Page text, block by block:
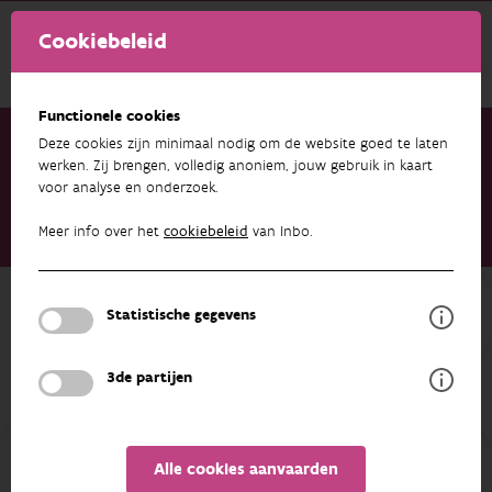
Cookiebeleid
Functionele cookies
Deze cookies zijn minimaal nodig om de website goed te laten
werken. Zij brengen, volledig anoniem, jouw gebruik in kaart
voor analyse en onderzoek.
Meer info over het cookiebeleid van Inbo.
Statistische gegevens
3de partijen
Alle cookies aanvaarden
Onderzoek & resultaten
Een kader voor de aanpak van invasieve uitheemse soorten in
Vlaanderen. Een update van de soortenfiches (PrIUS-II)
Een kader voor de aanpak van
invasieve uitheemse soorten in
soortenfiches (PrIUS-II)